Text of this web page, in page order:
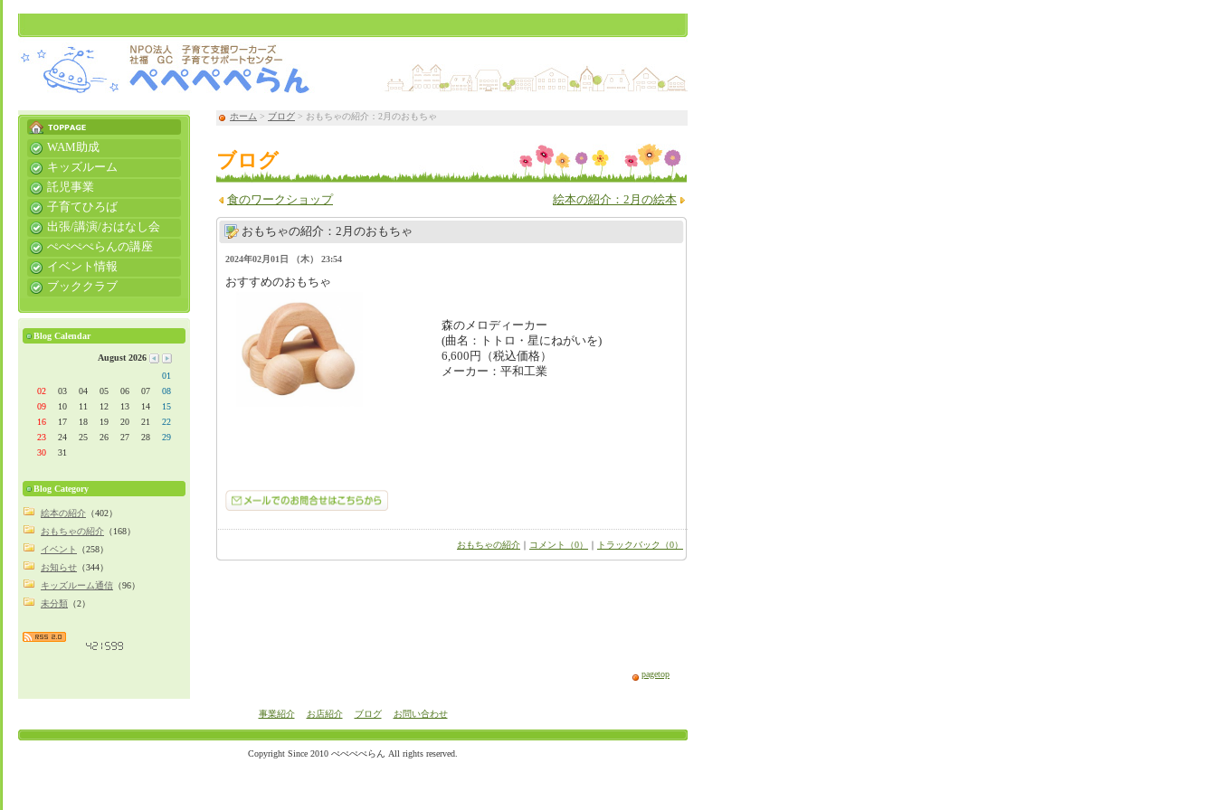
ホーム > ブログ > おもちゃの紹介：2月のおもちゃ
ブログ
食のワークショップ 絵本の紹介：2月の絵本
おもちゃの紹介：2月のおもちゃ
2024年02月01日 （木） 23:54
おすすめのおもちゃ
森のメロディーカー
(曲名：トトロ・星にねがいを)
6,600円（税込価格）
メーカー：平和工業
おもちゃの紹介 ｜ コメント（0） ｜ トラックバック（0）
WAM助成
キッズルーム
託児事業
子育てひろば
出張/講演/おはなし会
ぺぺぺぺらんの講座
イベント情報
ブッククラブ
Blog Calendar
August 2026
01
02
03 04 05 06 07
08
09
10 11 12 13 14
15
16
17 18 19 20 21
22
23
24 25 26 27 28
29
30
31
Blog Category
絵本の紹介 （402）
おもちゃの紹介 （168）
イベント
（258）
お知らせ （344）
キッズルーム通信 （96）
未分類 （2）
pagetop
事業紹介 お店紹介 ブログ お問い合わせ
Copyright Since 2010 ぺぺぺぺらん All rights reserved.